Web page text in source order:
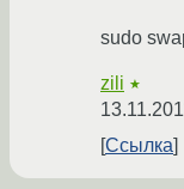
sudo
zili ★
Ссылка